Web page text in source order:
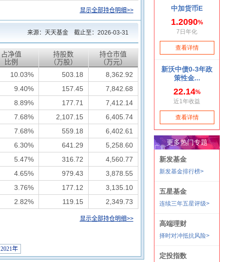
显示全部持仓明细>>
来源：天天基金 截止至： 2026-03-31
占净值
比例
持股数
（万股）
持仓市值
（万元）
10.03% 503.18
8,362.92
9.40% 157.45
7,842.68
8.89% 177.71
7,412.14
7.68% 2,107.15
6,405.74
7.68% 559.18
6,402.61
6.30% 641.29
5,258.60
5.47% 316.72
4,560.77
4.65% 979.43
3,878.55
3.76% 177.12
3,135.10
2.82% 119.15 2,349.73
显示全部持仓明细>>
2021年